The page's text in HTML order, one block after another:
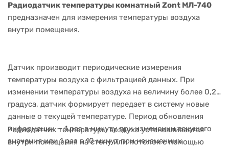
Радиодатчик температуры комнатный Zont МЛ-740
предназначен для измерения температуры воздуха
внутри помещения.
Датчик производит периодические измерения
температуры воздуха с фильтрацией данных. При
изменении температуры воздуха на величину более 0,2
градуса, датчик формирует передает в систему новые
данные о текущей температуре. Период обновления
информации — 1 раз в минуту при изменении текущего
значения или 1 раз в 10 минут при неизменных
Радиодатчик температуры воздуха устанавливается
внутри помещения на стену или потолок с помощью